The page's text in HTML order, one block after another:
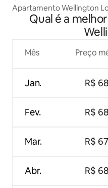
Apartamento Wellington
estacionamento
Qual é a
Mês
Jan.
Fev.
Mar.
Abr.
Preço
R$
R$
R$
R$